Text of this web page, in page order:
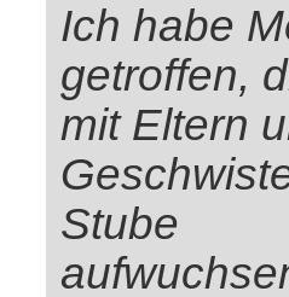
Ich habe
getroffen,
mit Eltern
Stube